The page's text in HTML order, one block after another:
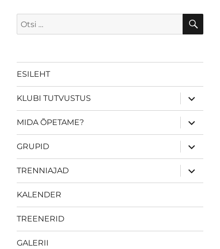
Otsi:
ESILEHT
KLUBI TUTVUSTUS
laienda
MIDA ÕPETAME?
laienda
GRUPID
laienda
TRENNIAJAD
laienda
KALENDER
TREENERID
GALERII